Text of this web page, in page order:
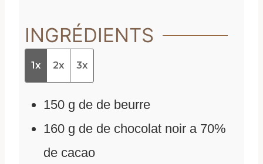
INGRÉDIENTS
1x 2x 3x
150 g de de beurre
160 g de de chocolat noir a 70%
de cacao